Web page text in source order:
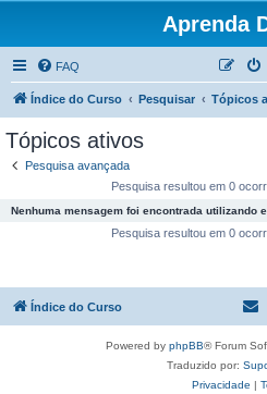
Aprenda
FAQ
Índice do Curso Pesquisar Tópicos
Tópicos ativos
Pesquisa avançada
Pesquisa resultou em 0
Nenhuma mensagem foi encontrada utilizando
Pesquisa resultou em 0
Índice do Curso
Powered by phpBB® Forum
Traduzido por:
Privacidade |